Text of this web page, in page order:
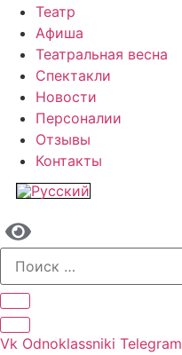
Театр
Афиша
Театральная весна
Спектакли
Новости
Персоналии
Отзывы
Контакты
Vk Odnoklassniki Telegram